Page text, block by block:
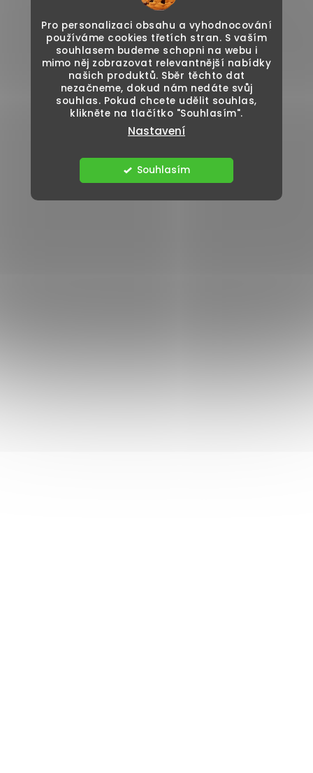
Pro personalizaci obsahu a vyhodnocování
používáme cookies třetích stran. S vaším
souhlasem budeme schopni na webu i
mimo něj zobrazovat relevantnější nabídky
našich produktů. Sběr těchto dat
nezačneme, dokud nám nedáte svůj
souhlas. Pokud chcete udělit souhlas,
klikněte na tlačítko "Souhlasím".
Nastavení
Souhlasím